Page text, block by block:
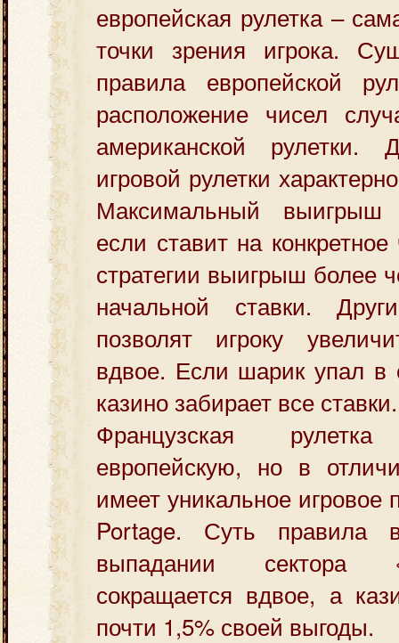
европейская рулетка –
точки зрения игрока.
правила европейской
расположение чисел
американской рулетки.
игровой рулетки
Максимальный выигрыш
если ставит на
стратегии выигрыш более
начальной ставки.
позволят игроку
вдвое. Если шарик упал в
казино забирает все ставки.
Французская
европейскую, но в
имеет уникальное игровое
Portage. Суть
выпадании сектора
сокращается вдвое, а
почти 1,5% своей выгоды.